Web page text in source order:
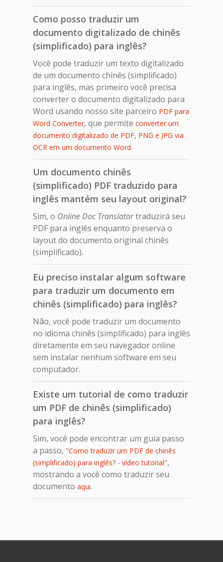
Como posso traduzir um
documento digitalizado de chinês
(simplificado) para inglês?
Você pode traduzir um texto digitalizado
de um documento chinês (simplificado)
para inglês, mas primeiro você precisa
converter o documento digitalizado para
Word usando nosso site parceiro PDF para
Word Converter, que permite converter um
documento digitalizado de PDF, PNG e JPG via
OCR em um documento Word.
Um documento chinês
(simplificado) PDF traduzido para
inglês mantém seu layout original?
Sim, o Online Doc Translatortraduzirá seu
PDF para inglês enquanto preserva o
layout do documento original chinês
(simplificado).
Eu preciso instalar algum software
para traduzir um documento em
chinês (simplificado) para inglês?
Não, você pode traduzir um documento
no idioma chinês (simplificado) para inglês
diretamente em seu navegador online
sem instalar nenhum software em seu
computador.
Existe um tutorial de como traduzir
um PDF de chinês (simplificado)
para inglês?
Sim, você pode encontrar um guia passo
a passo, "Como traduzir um PDF de chinês
(simplificado) para inglês? - vídeo tutorial",
mostrando a você como traduzir seu
documento aqui.